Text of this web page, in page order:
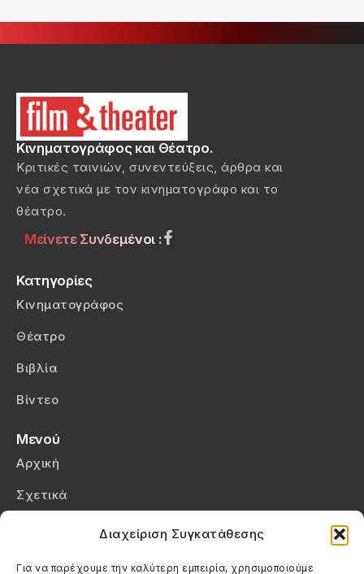
Διαχείριση Συγκατάθεσης
Για να παρέχουμε την καλύτερη εμπειρία, χρησιμοποιούμε
Κινηματογράφος και Θέατρο.
Κριτικές ταινιών, συνεντεύξεις, άρθρα και
νέα σχετικά με τον κινηματογράφο και το
θέατρο.
Μείνετε Συνδεμένοι :
Κατηγορίες
Κινηματογράφος
Θέατρο
Βιβλία
Βίντεο
Μενού
Αρχική
Σχετικά